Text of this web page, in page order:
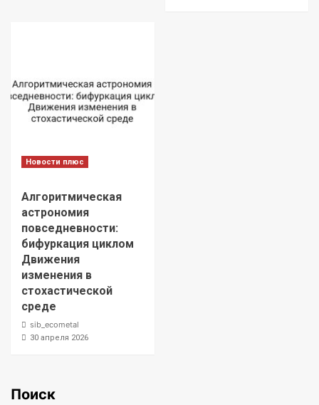
Новости плюс
Алгоритмическая
астрономия
повседневности:
бифуркация циклом
Движения
изменения в
стохастической
среде
sib_ecometal
30 апреля 2026
Поиск